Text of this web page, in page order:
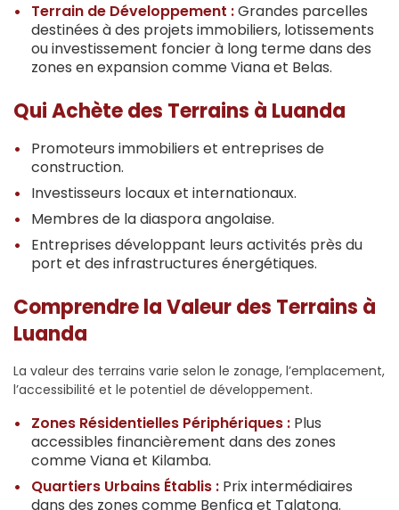
Terrain de Développement :Grandes parcelles
destinées à des projets immobiliers, lotissements
ou investissement foncier à long terme dans des
zones en expansion comme Viana et Belas.
Qui Achète des Terrains à Luanda
Promoteurs immobiliers et entreprises de
construction.
Investisseurs locaux et internationaux.
Membres de la diaspora angolaise.
Entreprises développant leurs activités près du
port et des infrastructures énergétiques.
Comprendre la Valeur des Terrains à
Luanda
La valeur des terrains varie selon le zonage, l’emplacement,
l’accessibilité et le potentiel de développement.
Zones Résidentielles Périphériques : Plus
accessibles financièrement dans des zones
comme Viana et Kilamba.
Quartiers Urbains Établis : Prix intermédiaires
dans des zones comme Benfica et Talatona.